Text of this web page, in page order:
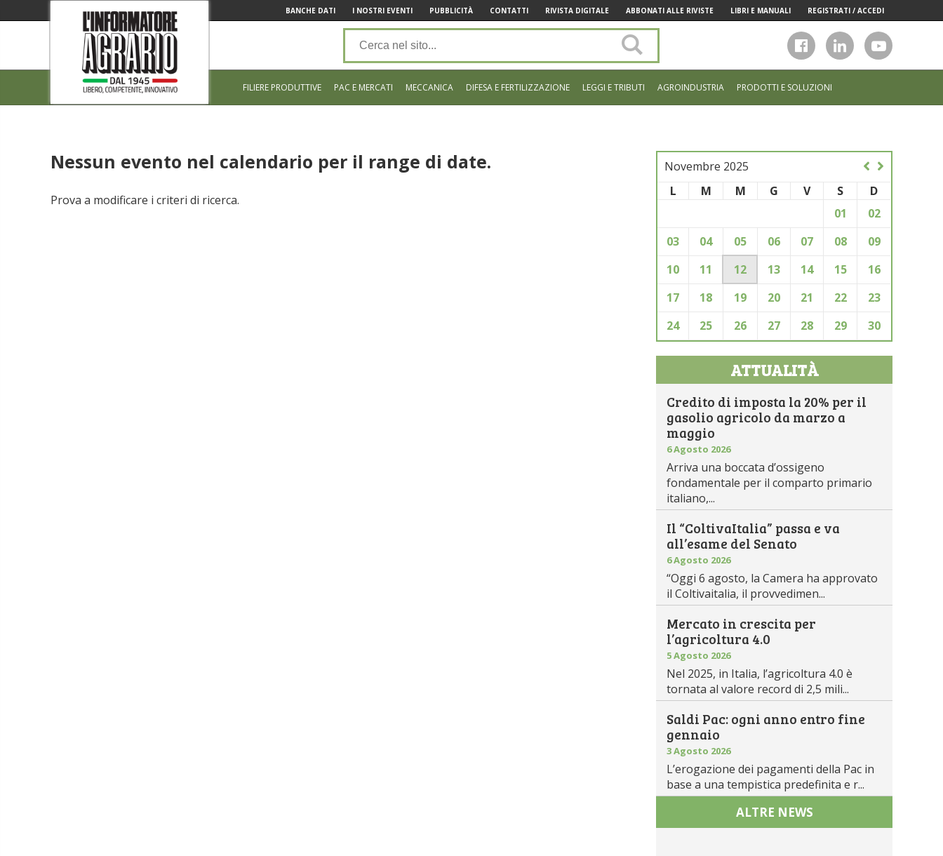
BANCHE DATI I NOSTRI EVENTI PUBBLICITÀ CONTATTI RIVISTA DIGITALE ABBONATI ALLE RIVISTE LIBRI E MANUALI REGISTRATI / ACCEDI
sito
FILIERE PRODUTTIVE PAC E MERCATI MECCANICA DIFESA E FERTILIZZAZIONE LEGGI E TRIBUTI AGROINDUSTRIA PRODOTTI E SOLUZIONI
Nessun evento nel calendario per il range di date.
Prova a modificare i criteri di ricerca.
Novembre 2025
L
M M G V S
D
01
02
03
04 05 06 07 08
09
10
11 12 13 14 15
16
17
18 19 20 21 22
23
24
25 26 27 28 29 30
ATTUALITÀ
Credito di imposta la 20% per il
gasolio agricolo da marzo a
maggio
6 Agosto 2026
Arriva una boccata d’ossigeno
fondamentale per il comparto primario
italiano,...
Il “ColtivaItalia” passa e va
all’esame del Senato
6 Agosto 2026
“Oggi 6 agosto, la Camera ha approvato
il Coltivaitalia, il provvedimen...
Mercato in crescita per
l’agricoltura 4.0
5 Agosto 2026
Nel 2025, in Italia, l’agricoltura 4.0 è
tornata al valore record di 2,5 mili...
Saldi Pac: ogni anno entro fine
gennaio
3 Agosto 2026
L’erogazione dei pagamenti della Pac in
base a una tempistica predefinita e r...
ALTRE NEWS